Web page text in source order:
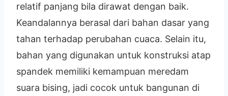
relatif panjang bila dirawat dengan baik.
Keandalannya berasal dari bahan dasar yang
tahan terhadap perubahan cuaca. Selain itu,
bahan yang digunakan untuk konstruksi atap
spandek memiliki kemampuan meredam
suara bising, jadi cocok untuk bangunan di